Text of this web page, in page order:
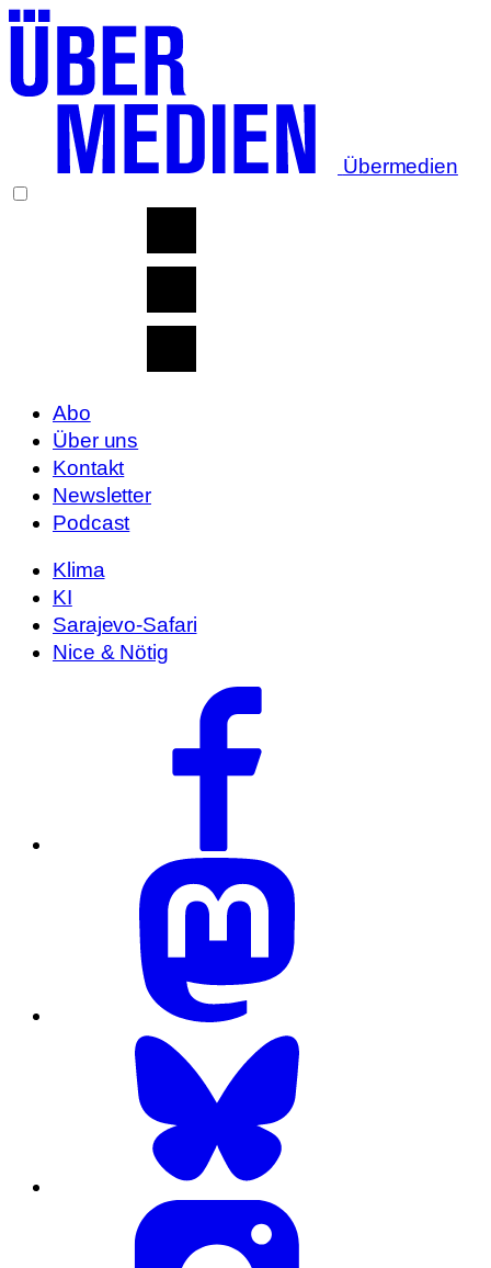
Übermedien
Abo
Über uns
Kontakt
Newsletter
Podcast
Klima
KI
Sarajevo-Safari
Nice & Nötig